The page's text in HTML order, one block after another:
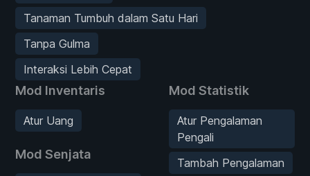
Tanaman Tumbuh dalam Satu Hari
Tanpa Gulma
Interaksi Lebih Cepat
Mod Inventaris
Atur Uang
Mod Senjata
Mod Statistik
Atur Pengalaman
Pengali
Tambah Pengalaman